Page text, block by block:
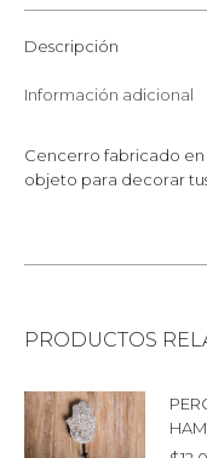
Descripción
Información adicional
Cencerro fabricado
objeto para decorar
PRODUCTOS